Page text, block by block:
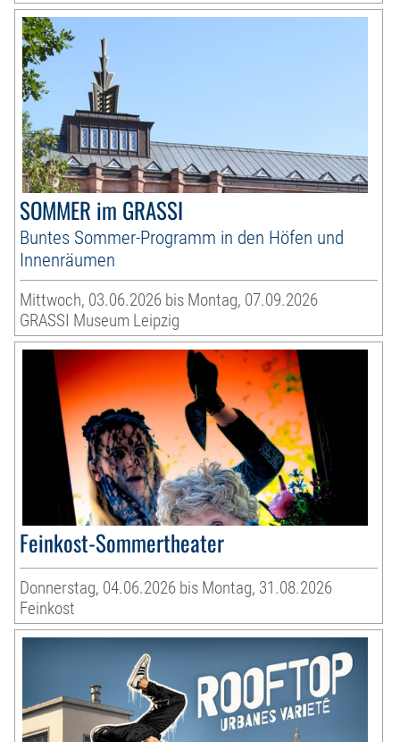
SOMMER im GRASSI
Buntes Sommer-Programm in den Höfen und
Innenräumen
Mittwoch, 03.06.2026 bis Montag, 07.09.2026
GRASSI Museum Leipzig
Feinkost-Sommertheater
Donnerstag, 04.06.2026 bis Montag, 31.08.2026
Feinkost